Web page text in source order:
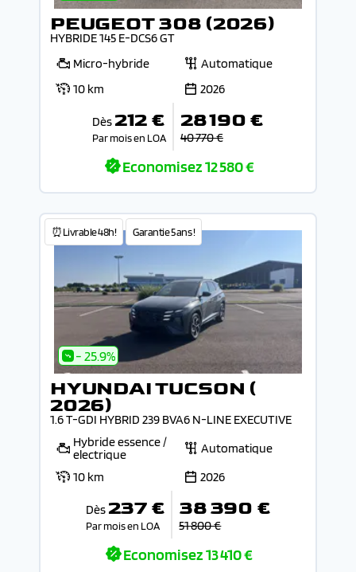
PEUGEOT 308 (2026)
HYBRIDE 145 E-DCS6 GT
Micro-hybride
Automatique
10 km
2026
Dès 212 €
Par mois en LOA
28 190 €
40 770 €
Economisez12 580 €
⏰Livrable 48h! Garantie 5 ans !
- 25.9%
HYUNDAI TUCSON (
2026)
1.6 T-GDI HYBRID 239 BVA6 N-LINE EXECUTIVE
Hybride essence /
electrique
Automatique
10 km
2026
Dès 237 €
Par mois en LOA
38 390 €
51 800 €
Economisez13 410 €